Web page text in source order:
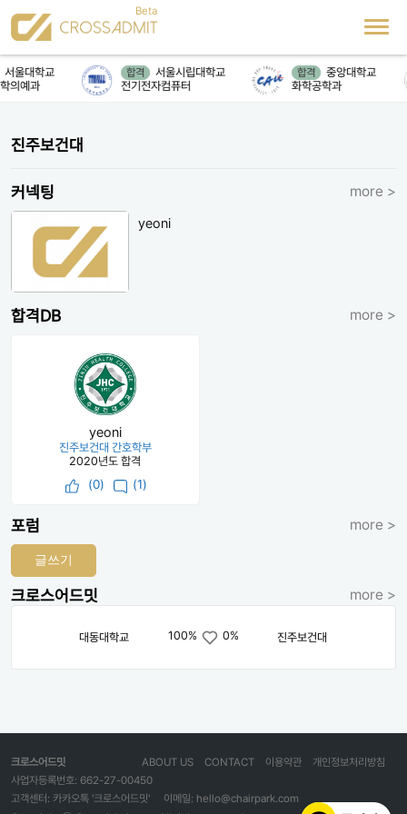
서울대학교
의예과
합격
서울시립대학교
전기전자컴퓨터
합격
중앙대학교
화학공학과
진주보건대
커넥팅 more >
yeoni
합격DB more >
yeoni
진주보건대 간호학부
2020년도 합격
(0) (1)
포럼 more >
글쓰기
크로스어드밋 more >
대동대학교 100% 0% 진주보건대
크로스어드밋 개인정보처리방침
이용약관
CONTACT
ABOUT US
사업자등록번호: 662-27-00450
고객센터: 카카오톡 '크로스어드밋'
이메일: hello@chairpark.com